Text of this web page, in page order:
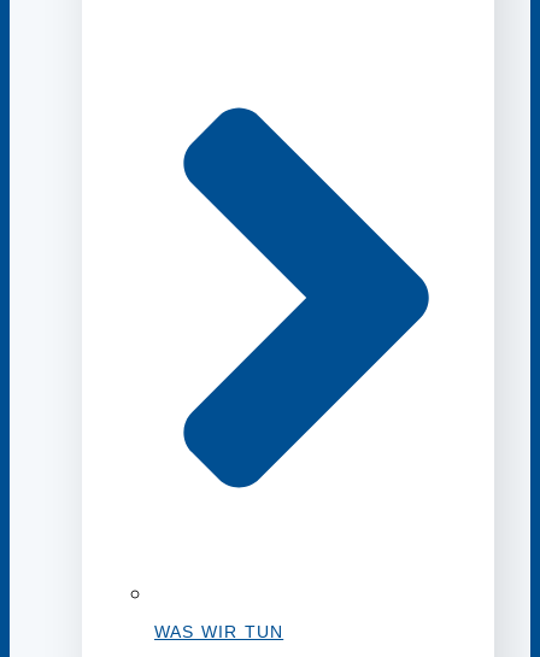
WAS WIR TUN